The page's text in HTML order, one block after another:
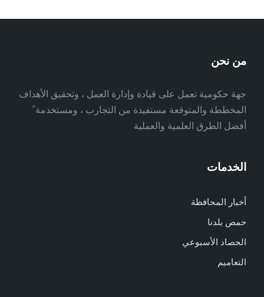
من نحن
جهة حكومية تعمل على قيادة وإدارة العمل ، وتحقيق الأهداف
المخططة والمتوقعة مستفيدة من التجارب ، ومستخدمة ً
أفضل الطرق العلمية والعملية
الخدمات
أخبار المحافظة
حمص بلدنا
الحصاد الأسبوعي
التعاميم